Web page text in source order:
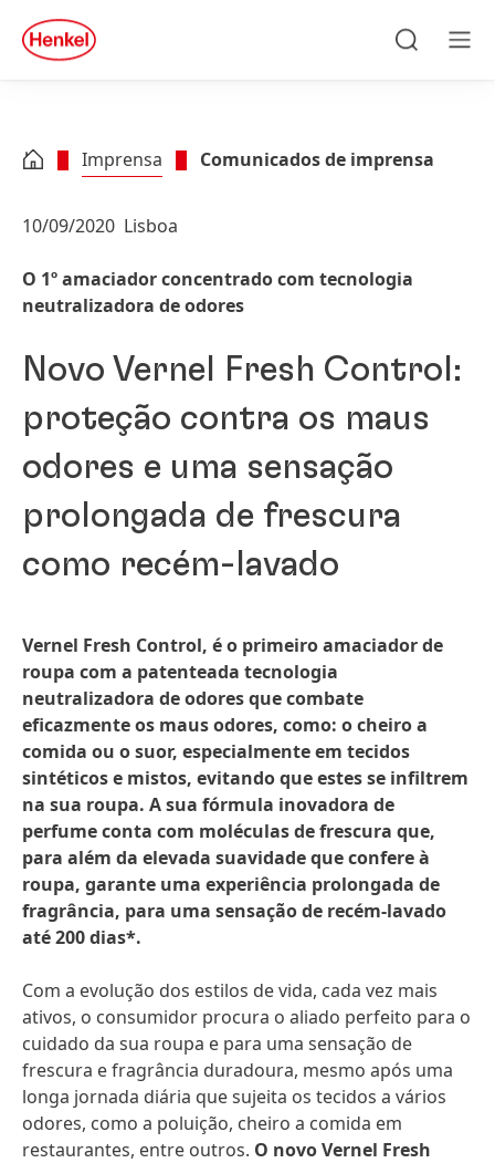
Skip to footer
quick
search
Imprensa Comunicados de imprensa
10/09/2020 Lisboa
O 1º amaciador concentrado com tecnologia
neutralizadora de odores
Novo Vernel Fresh Control:
proteção contra os maus
odores e uma sensação
prolongada de frescura
como recém-lavado
Vernel Fresh Control, é o primeiro amaciador de
roupa com a patenteada tecnologia
neutralizadora de odores que combate
eficazmente os maus odores, como: o cheiro a
comida ou o suor, especialmente em tecidos
sintéticos e mistos, evitando que estes se infiltrem
na sua roupa. A sua fórmula inovadora de
perfume conta com moléculas de frescura que,
para além da elevada suavidade que confere à
roupa, garante uma experiência prolongada de
fragrância, para uma sensação de recém-lavado
até 200 dias*.
Com a evolução dos estilos de vida, cada vez mais
ativos, o consumidor procura o aliado perfeito para o
cuidado da sua roupa e para uma sensação de
frescura e fragrância duradoura, mesmo após uma
longa jornada diária que sujeita os tecidos a vários
odores, como a poluição, cheiro a comida em
restaurantes, entre outros. O novo Vernel Fresh